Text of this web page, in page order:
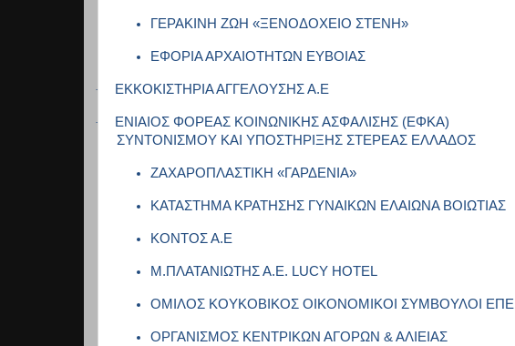
ΓΕΡΑΚΙΝΗ ΖΩΗ «ΞΕΝΟΔΟΧΕΙΟ ΣΤΕΝΗ»
ΕΦΟΡΙΑ ΑΡΧΑΙΟΤΗΤΩΝ ΕΥΒΟΙΑΣ
· ΕΚΚΟΚΙΣΤΗΡΙΑ ΑΓΓΕΛΟΥΣΗΣ Α.Ε
· ΕΝΙΑΙΟΣ ΦΟΡΕΑΣ ΚΟΙΝΩΝΙΚΗΣ ΑΣΦΑΛΙΣΗΣ (ΕΦΚΑ)
ΣΥΝΤΟΝΙΣΜΟΥ ΚΑΙ ΥΠΟΣΤΗΡΙΞΗΣ ΣΤΕΡΕΑΣ ΕΛΛΑΔΟΣ
ΖΑΧΑΡΟΠΛΑΣΤΙΚΗ «ΓΑΡΔΕΝΙΑ»
ΚΑΤΑΣΤΗΜΑ ΚΡΑΤΗΣΗΣ ΓΥΝΑΙΚΩΝ ΕΛΑΙΩΝΑ ΒΟΙΩΤΙΑΣ
ΚΟΝΤΟΣ Α.Ε
Μ .ΠΛΑΤΑΝΙΩΤΗΣΑ.Ε. LUCY HOTEL
ΟΜΙΛΟΣ ΚΟΥΚΟΒΙΚΟΣ ΟΙΚΟΝΟΜΙΚΟΙ ΣΥΜΒΟΥΛΟΙ ΕΠΕ
ΟΡΓΑΝΙΣΜΟΣ ΚΕΝΤΡΙΚΩΝ ΑΓΟΡΩΝ & ΑΛΙΕΙΑΣ